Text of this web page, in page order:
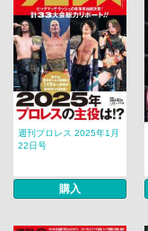
週刊プロレス 2025年1月
22日号
購入